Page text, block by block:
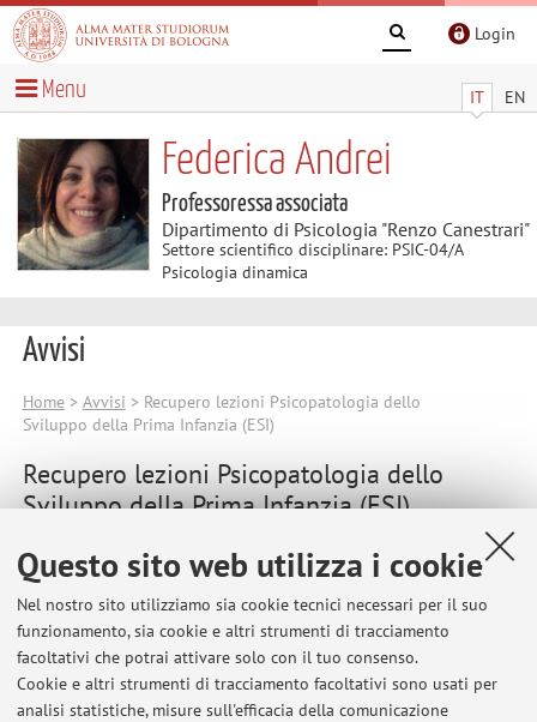
Questo sito web utilizza i cookie
Nel nostro sito utilizziamo sia cookie tecnici necessari per il suo
funzionamento, sia cookie e altri strumenti di tracciamento
facoltativi che potrai attivare solo con il tuo consenso.
Cookie e altri strumenti di tracciamento facoltativi sono usati per
analisi statistiche, misure sull'efficacia della comunicazione
Login
IT EN
Menu
Federica Andrei
Professoressa associata
Dipartimento di Psicologia "Renzo Canestrari"
Settore scientifico disciplinare: PSIC-04/A
Psicologia dinamica
Avvisi
Home> Avvisi > Recupero lezioni Psicopatologia dello
Sviluppo della Prima Infanzia (ESI)
Recupero lezioni Psicopatologia dello
Sviluppo della Prima Infanzia (ESI)
L'ultima lezione del corso da 2 cfu in Psicopatologia dello
Sviluppo della Prima Infanzia si terrà online mercoledì 22
Pubblicato il: 06 aprile 2020